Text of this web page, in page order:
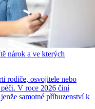
nárok a ve kterých
rodiče, osvojitele nebo
péči. V roce 2026 činí
samotné příbuzenství k